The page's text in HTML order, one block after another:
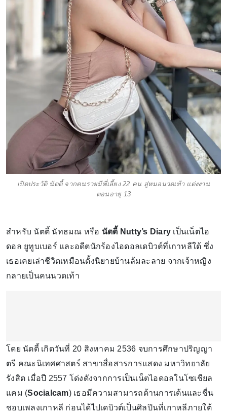
เปิดประวัติ นัตตี้ จากคนรวยมีพี่เลี้ยง 22 คน สู่หมอนวดเท้า แต่งงาน
ตอนอายุ 13
สำหรับ นัตตี้ นัทธมณ หรือ นัตตี้ Nutty’s Diary เป็นเน็ตไอ
ดอล ยูทูบเบอร์ และอดีตนักร้องไอดอลเดบิวต์ที่เกาหลีใต้ ซึ่ง
เธอเคยเล่าชีวิตเหมือนดั้งนิยายบ้านล้มละลาย จากเจ้าหญิง
กลายเป็นคนนวดเท้า
โดย นัตตี้ เกิดวันที่ 20 สิงหาคม 2536 จบการศึกษาปริญญา
ตรี คณะนิเทศศาสตร์ สาขาสื่อสารการแสดง มหาวิทยาลัย
รังสิต เมื่อปี 2557 โด่งดังจากการเป็นเน็ตไอดอลในโซเชียล
แคม (Socialcam) เธอมีความสามารถด้านการเต้นและชื่น
ชอบเพลงเกาหลี ก่อนได้ไปเดบิวต์เป็นศิลปินที่เกาหลีภายใต้